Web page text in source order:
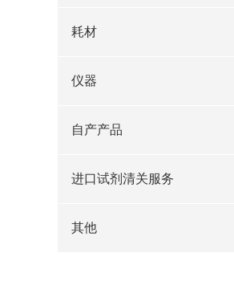
耗材
仪器
自产产品
进口试剂清关服务
其他